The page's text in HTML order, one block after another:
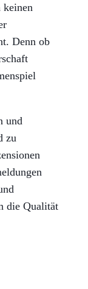
keinen
Denn ob
und
zu
die Qualität